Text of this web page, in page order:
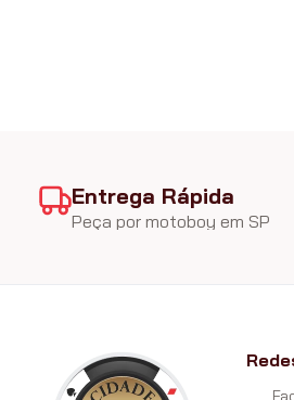
Entrega Rápida
Peça por motoboy em SP